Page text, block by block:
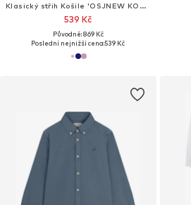
Klasický střih Košile 'OSJNEW KODYL'
539 Kč
Původně: 869 Kč
Poslední nejnižší cena:539 Kč